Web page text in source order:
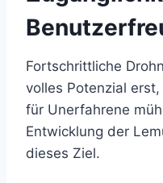
Fortschrittliche
volles Potenzial
für Unerfahrene
Entwicklung der
dieses Ziel.